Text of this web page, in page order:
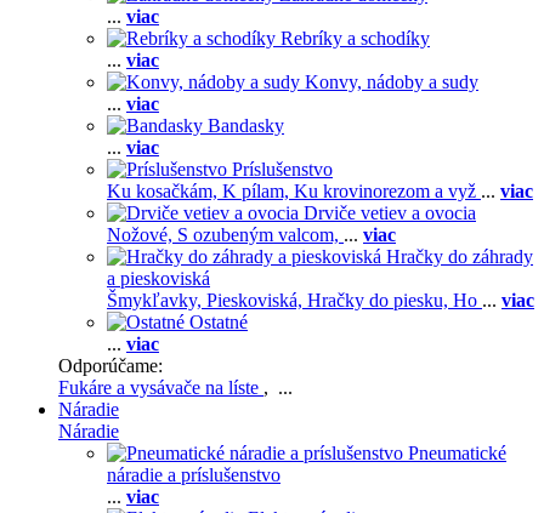
... viac
Rebríky a schodíky
... viac
Konvy, nádoby a sudy
... viac
Bandasky
... viac
Príslušenstvo
Ku kosačkám, K pílam, Ku krovinorezom a vyž ... viac
Drviče vetiev a ovocia
Nožové, S ozubeným valcom, ... viac
Hračky do záhrady
a pieskoviská
Šmykľavky, Pieskoviská, Hračky do piesku, Ho ... viac
Ostatné
... viac
Odporúčame:
Fukáre a vysávače na líste , ...
Náradie
Náradie
Pneumatické
náradie a príslušenstvo
... viac